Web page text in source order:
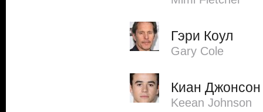
Гэри Коул
Gary Cole
Киан Джонсон
Keean Johnson